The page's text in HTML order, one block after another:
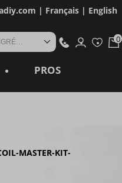
| Français| English
MARQUE, SAVEUR, INGRÉDIENT, RÉFÉRENCE, MOT CLÉ...
PROS
MASTER-KIT-